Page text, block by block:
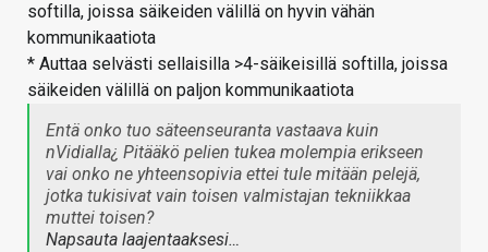
softilla, joissa säikeiden välillä on hyvin vähän
kommunikaatiota
* Auttaa selvästi sellaisilla >4-säikeisillä softilla, joissa
säikeiden välillä on paljon kommunikaatiota
Entä onko tuo säteenseuranta vastaava kuin
nVidialla¿ Pitääkö pelien tukea molempia erikseen
vai onko ne yhteensopivia ettei tule mitään pelejä,
jotka tukisivat vain toisen valmistajan tekniikkaa
muttei toisen?
Napsauta laajentaaksesi…